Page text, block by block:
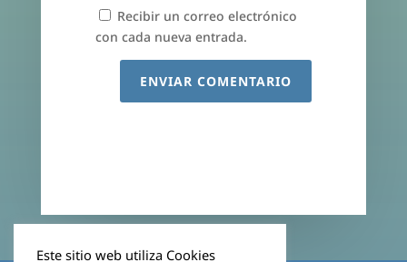
Recibir un correo electrónico
con cada nueva entrada.
ENVIAR COMENTARIO
Este sitio web utiliza Cookies